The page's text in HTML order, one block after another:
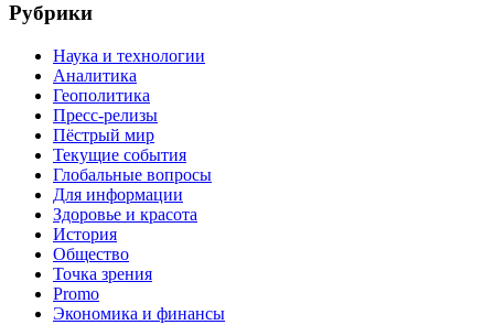
Рубрики
Наука и технологии
Аналитика
Геополитика
Пресс-релизы
Пёстрый мир
Текущие события
Глобальные вопросы
Для информации
Здоровье и красота
История
Общество
Точка зрения
Promo
Экономика и финансы